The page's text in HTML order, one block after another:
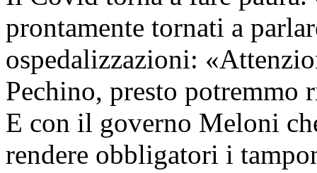
prontamente tornati a
ospedalizzazioni:
Pechino, presto potremmo
E con il governo Meloni
rendere obbligatori i